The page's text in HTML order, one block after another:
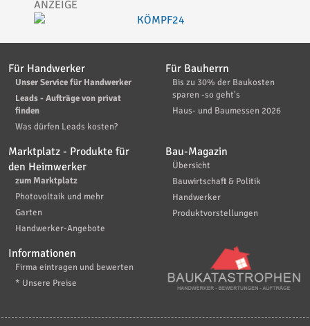
Für Handwerker
Unser Service für Handwerker
Leads - Aufträge von privat
finden
Was dürfen Leads kosten?
Für Bauherrn
Bis zu 30% der Baukosten
sparen -so geht's
Haus- und Baumessen 2026
Marktplatz - Produkte für
den Heimwerker
zum Marktplatz
Photovoltaik und mehr
Garten
Handwerker-Angebote
Bau-Magazin
Übersicht
Bauwirtschaft & Politik
Handwerker
Produktvorstellungen
Informationen
Firma eintragen und bewerten
* Unsere Preise